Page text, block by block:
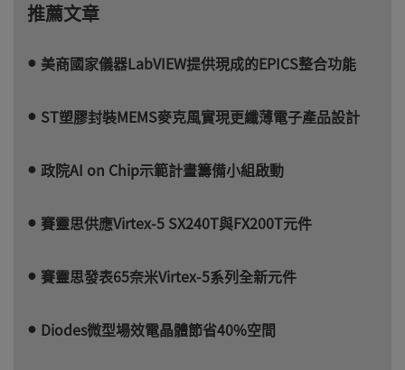
推薦文章
美商國家儀器LabVIEW提供現成的EPICS整合功能
ST塑膠封裝MEMS麥克風實現更纖薄電子產品設計
政院AI on Chip示範計畫籌備小組啟動
賽靈思供應Virtex-5 SX240T與FX200T元件
賽靈思發表65奈米Virtex-5系列全新元件
Diodes微型場效電晶體節省40%空間